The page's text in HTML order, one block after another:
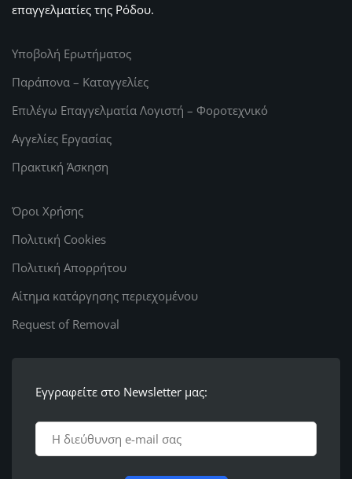
επαγγελματίες της Ρόδου.
Υποβολή Ερωτήματος
Παράπονα – Καταγγελίες
Επιλέγω Επαγγελματία Λογιστή – Φοροτεχνικό
Αγγελίες Εργασίας
Πρακτική Άσκηση
Όροι Χρήσης
Πολιτική Cookies
Πολιτική Απορρήτου
Αίτημα κατάργησης περιεχομένου
Request of Removal
Εγγραφείτε στο Newsletter μας: